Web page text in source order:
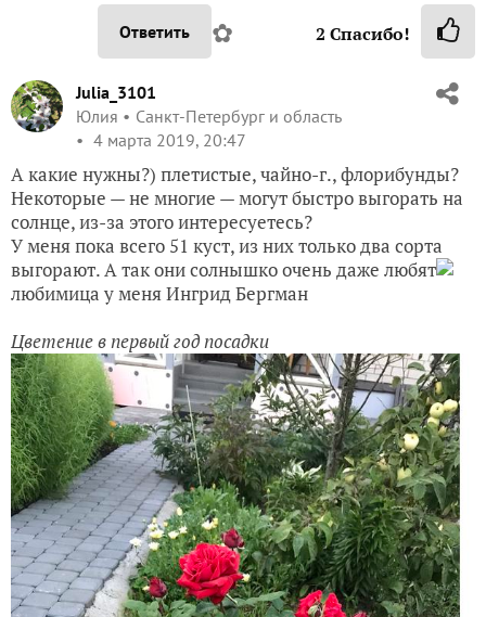
Ответить ✿ 2 Спасибо!
Julia_3101
Юлия
Санкт-Петербург и область
4 марта 2019, 20:47
А какие нужны?) плетистые, чайно-г., флорибунды?
Некоторые — не многие — могут быстро выгорать на
солнце, из-за этого интересуетесь?
У меня пока всего 51 куст, из них только два сорта
выгорают. А так они солнышко очень даже любят
любимица у меня Ингрид Бергман
Цветение в первый год посадки